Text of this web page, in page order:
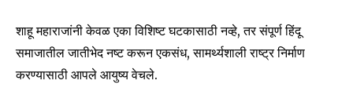
शाहू महाराजांनी केवळ एका विशिष्ट घटकासाठी नव्हे, तर संपूर्ण हिंदू
समाजातील जातीभेद नष्ट करून एकसंध, सामर्थ्यशाली राष्ट्र निर्माण
करण्यासाठी आपले आयुष्य वेचले.